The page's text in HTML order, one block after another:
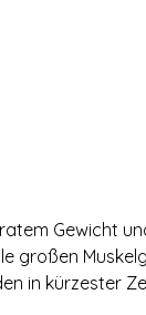
Gewicht
großen
in kürzester